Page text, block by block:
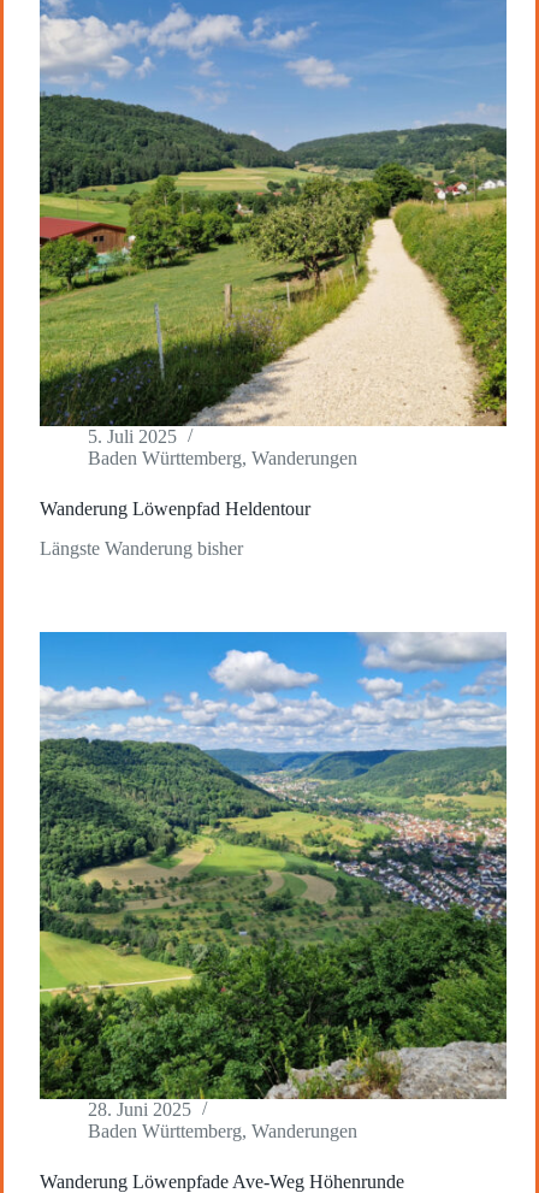
5. Juli 2025
Baden Württemberg, Wanderungen
Wanderung Löwenpfad Heldentour
Längste Wanderung bisher
28. Juni 2025
Baden Württemberg, Wanderungen
Wanderung Löwenpfade Ave-Weg Höhenrunde